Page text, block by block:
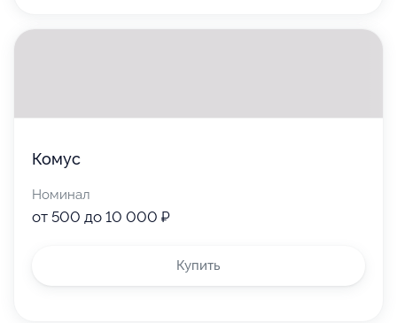
Воспользуйтесь для оплаты товаров
Комус
Номинал
от 500 до 10 000 ₽
Купить